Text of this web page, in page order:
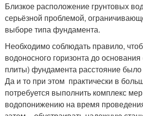
Близкое расположение грунтовых
серьёзной проблемой,
выборе типа фундамента.
Необходимо соблюдать правило,
водоносного горизонта до
плиты) фундамента расстояние
Да и то при этом практически в
потребуется выполнить комплекс
водопонижению на время